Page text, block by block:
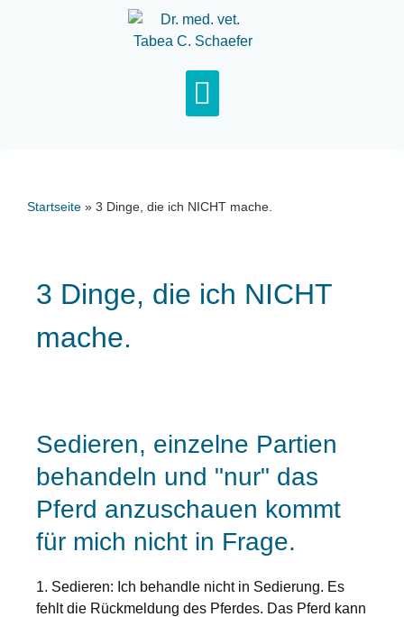
Startseite » 3 Dinge, die ich NICHT mache.
3 Dinge, die ich NICHT
mache.
Sedieren, einzelne Partien
behandeln und "nur" das
Pferd anzuschauen kommt
für mich nicht in Frage.
1. Sedieren: Ich behandle nicht in Sedierung. Es
fehlt die Rückmeldung des Pferdes. Das Pferd kann